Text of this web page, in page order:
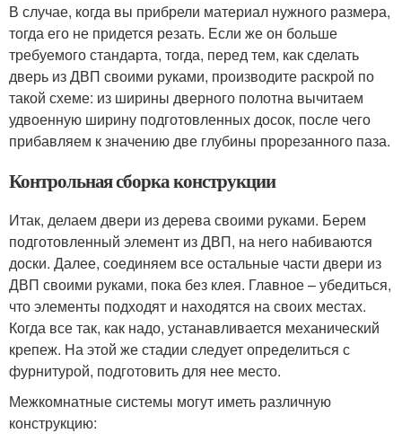
В случае, когда вы прибрели материал нужного размера,
тогда его не придется резать. Если же он больше
требуемого стандарта, тогда, перед тем, как сделать
дверь из ДВП своими руками, производите раскрой по
такой схеме: из ширины дверного полотна вычитаем
удвоенную ширину подготовленных досок, после чего
прибавляем к значению две глубины прорезанного паза.
Контрольная сборка конструкции
Итак, делаем двери из дерева своими руками. Берем
подготовленный элемент из ДВП, на него набиваются
доски. Далее, соединяем все остальные части двери из
ДВП своими руками, пока без клея. Главное – убедиться,
что элементы подходят и находятся на своих местах.
Когда все так, как надо, устанавливается механический
крепеж. На этой же стадии следует определиться с
фурнитурой, подготовить для нее место.
Межкомнатные системы могут иметь различную
конструкцию: